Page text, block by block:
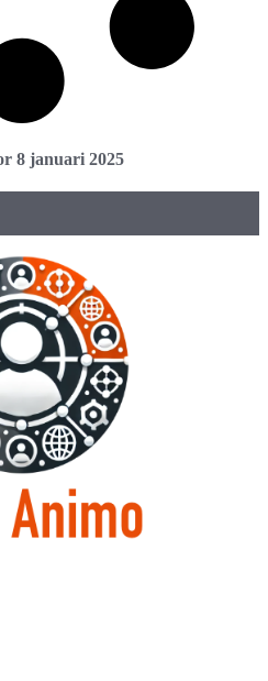
8 januari 2025